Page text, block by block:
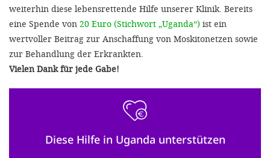
weiterhin diese lebensrettende Hilfe unserer Klinik. Bereits
eine Spende von 20 Euro (Stichwort „Uganda“) ist ein
wertvoller Beitrag zur Anschaffung von Moskitonetzen sowie
zur Behandlung der Erkrankten.
Vielen Dank für jede Gabe!
Diese Hilfe in Uganda unterstützen